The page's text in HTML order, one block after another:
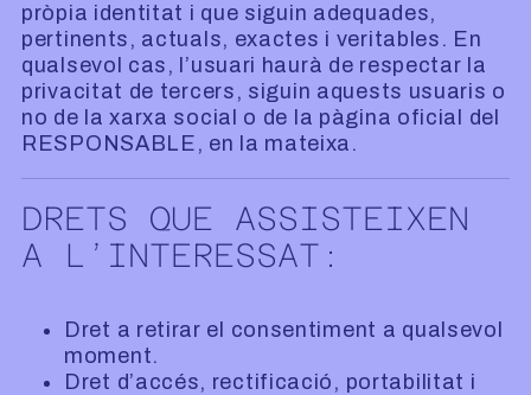
pròpia identitat i que siguin adequades,
pertinents, actuals, exactes i veritables. En
qualsevol cas, l’usuari haurà de respectar la
privacitat de tercers, siguin aquests usuaris o
no de la xarxa social o de la pàgina oficial del
RESPONSABLE, en la mateixa.
DRETS QUE ASSISTEIXEN
A L’INTERESSAT:
Dret a retirar el consentiment a qualsevol
moment.
Dret d’accés, rectificació, portabilitat i